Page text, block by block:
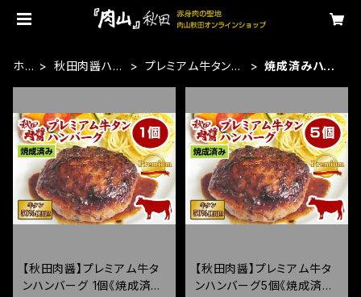
ホ
秋田肉醤ハン
プレミアム牛タンハ
焼成済みハン
【秋田肉醤】プレミアム牛タ
ンハンバーグ 1個《焼成済
【秋田肉醤】プレミアム牛タ
ンハンバーグ5個《焼成済